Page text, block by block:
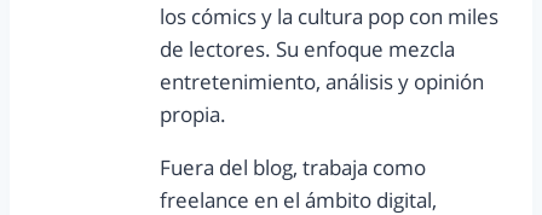
los cómics y la cultura pop con miles
de lectores. Su enfoque mezcla
entretenimiento, análisis y opinión
propia.
Fuera del blog, trabaja como
freelance en el ámbito digital,